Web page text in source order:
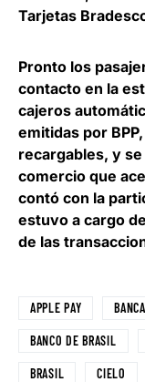
Tarjetas
Pronto los
contacto en la
cajeros
emitidas por
recargables, y
comercio que
contó con la
estuvo a cargo
de las
APPLE PAY BANCA
BANCO DE BRASIL
BRASIL CIELO